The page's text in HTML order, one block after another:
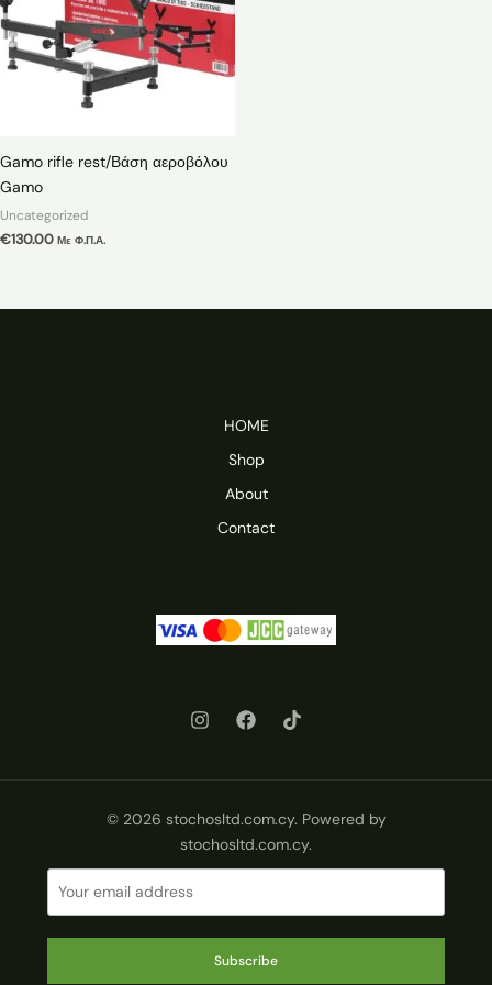
Gamo rifle rest/Βάση αεροβόλου
Gamo
Uncategorized
€130.00 Με Φ.Π.Α.
HOME
Shop
About
Contact
© 2026 stochosltd.com.cy. Powered by
stochosltd.com.cy.
Subscribe